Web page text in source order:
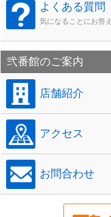
よくある質問
気になることにお答え
弐番館のご案内
店舗紹介
アクセス
お問合わせ